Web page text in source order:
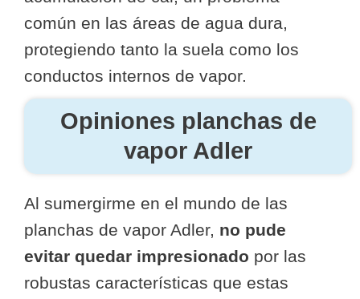
común en las áreas de agua dura,
protegiendo tanto la suela como los
conductos internos de vapor.
Opiniones planchas de
vapor Adler
Al sumergirme en el mundo de las
planchas de vapor Adler, no pude
evitar quedar impresionado por las
robustas características que estas